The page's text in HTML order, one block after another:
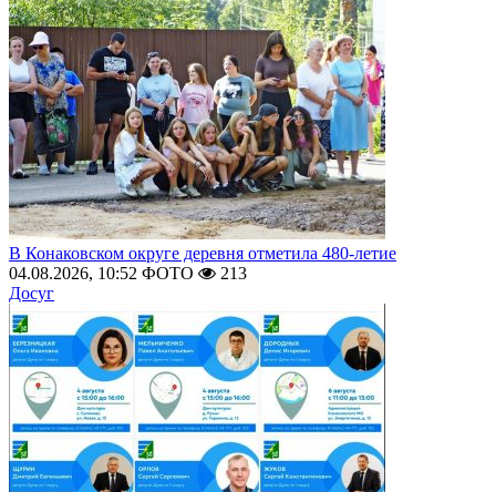
В Конаковском округе деревня отметила 480-летие
04.08.2026, 10:52 ФОТО
213
Досуг